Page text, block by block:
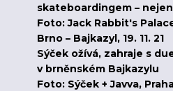
skateboardingem –
Foto: Jack Rabbit's
Brno – Bajkazyl, 19. 11. 21
Sýček ožívá, zahraje s
v brněnském Bajkazylu
Foto: Sýček + Javva,